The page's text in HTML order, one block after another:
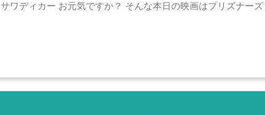
サワディカー お元気ですか？ そんな本日の映画はプリズナー